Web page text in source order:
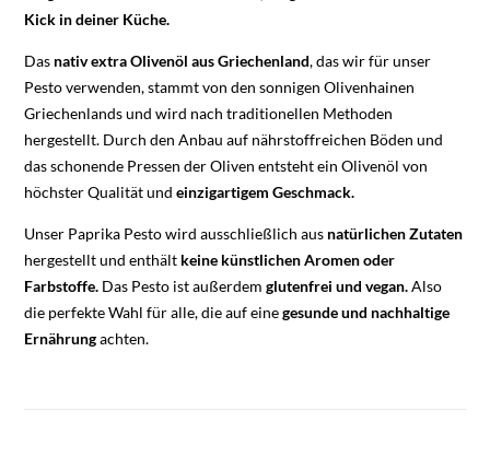
Kick in deiner Küche.
Das nativ extra Olivenöl aus Griechenland, das wir für unser
Pesto verwenden, stammt von den sonnigen Olivenhainen
Griechenlands und wird nach traditionellen Methoden
hergestellt. Durch den Anbau auf nährstoffreichen Böden und
das schonende Pressen der Oliven entsteht ein Olivenöl von
höchster Qualität undeinzigartigem Geschmack.
Unser Paprika Pesto wird ausschließlich aus natürlichen Zutaten
hergestellt und enthält keine künstlichen Aromen oder
Farbstoffe. Das Pesto ist außerdem glutenfrei und vegan.Also
die perfekte Wahl für alle, die auf einegesunde und nachhaltige
Ernährungachten.